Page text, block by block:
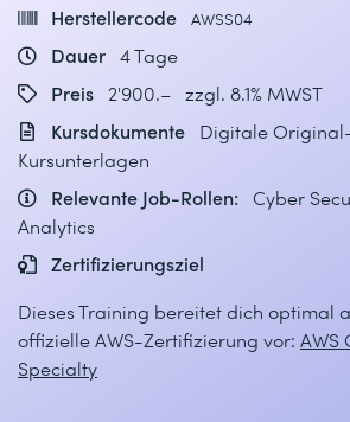
Herstellercode AWSS04
Dauer 4 Tage
Preis
2'900.– zzgl. 8.1% MWST
Kursdokumente
Digitale
Kursunterlagen
Relevante Job-Rollen:
Cyber
Analytics
Zertifizierungsziel
Dieses Training bereitet dich optimal
offizielle AWS-Zertifizierung vor: AWS
Specialty